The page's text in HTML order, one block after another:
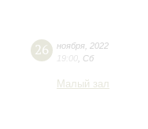
26 ноября 2022
19:00 Сб
Малый зал